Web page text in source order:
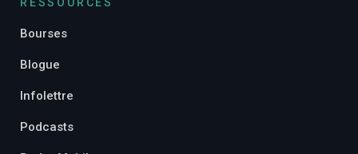
RESSOURCES
Bourses
Blogue
Infolettre
Podcasts